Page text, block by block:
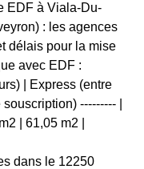
EDF à Viala-Du-
: les agences
délais pour la mise
avec EDF :
| Express (entre
--------- |
| 61,05 m2 |
dans le 12250